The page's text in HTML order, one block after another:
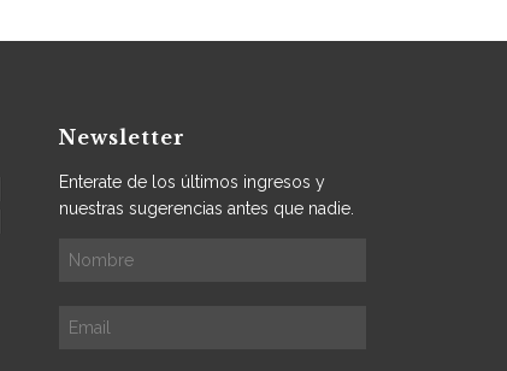
Newsletter
Enterate de los últimos ingresos y
nuestras sugerencias antes que nadie.